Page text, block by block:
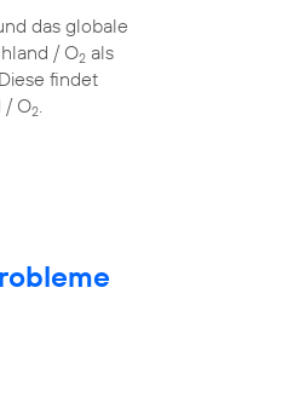
das globale
/ O2 als
findet
/ O2.